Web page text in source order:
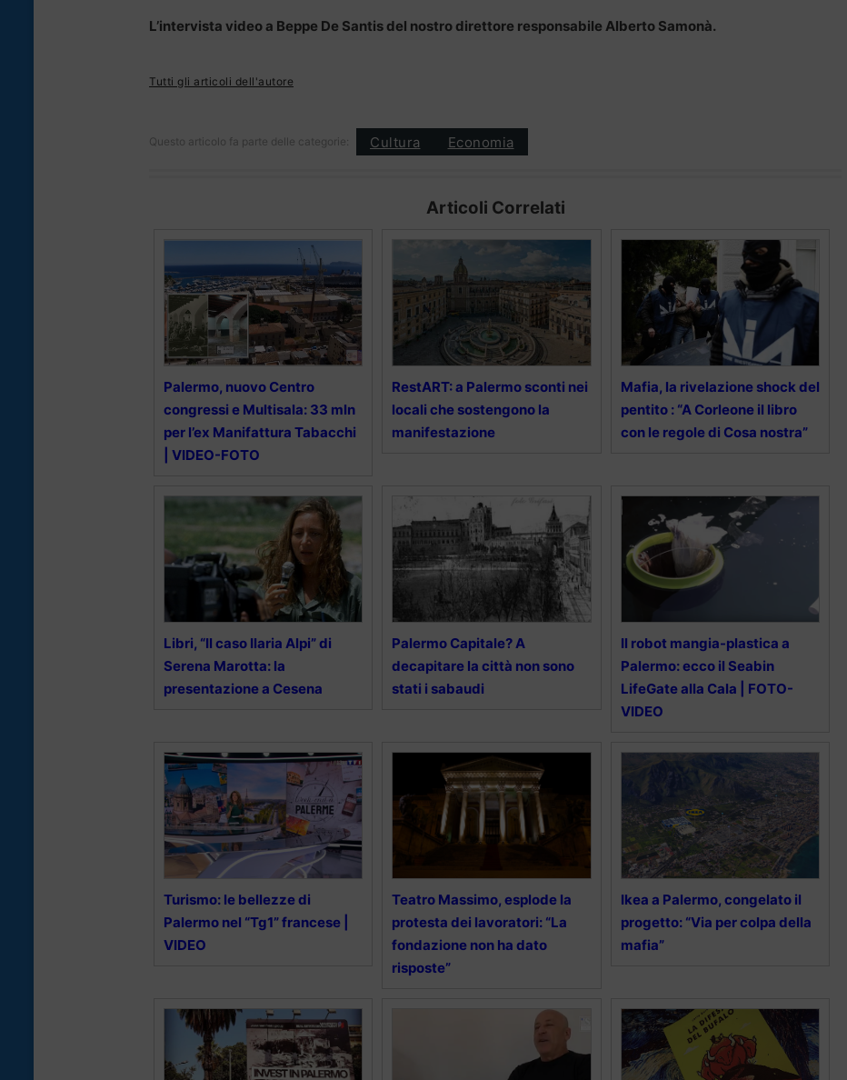
L’intervista video a Beppe De Santis del nostro direttore responsabile Alberto Samonà.
Tutti gli articoli dell'autore
Questo articolo fa parte delle categorie: Cultura Economia
Articoli Correlati
Palermo, nuovo Centro
congressi e Multisala: 33 mln
per l’ex Manifattura Tabacchi
| VIDEO-FOTO
RestART: a Palermo sconti nei
locali che sostengono la
manifestazione
Mafia, la rivelazione shock del
pentito : “A Corleone il libro
con le regole di Cosa nostra”
Libri, “Il caso Ilaria Alpi” di
Serena Marotta: la
presentazione a Cesena
Palermo Capitale? A
decapitare la città non sono
stati i sabaudi
Il robot mangia-plastica a
Palermo: ecco il Seabin
LifeGate alla Cala | FOTO-
VIDEO
Turismo: le bellezze di
Palermo nel “Tg1” francese |
VIDEO
Teatro Massimo, esplode la
protesta dei lavoratori: “La
fondazione non ha dato
risposte”
Ikea a Palermo, congelato il
progetto: “Via per colpa della
mafia”